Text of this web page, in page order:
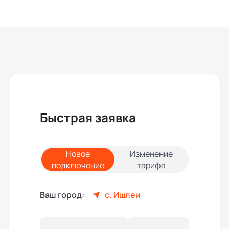
Быстрая заявка
Новое
подключение
Изменение
тарифа
Ваш город: с. Ишлеи